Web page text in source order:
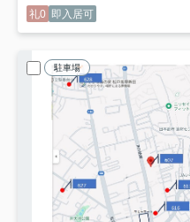
礼0 即入居可
駐車場